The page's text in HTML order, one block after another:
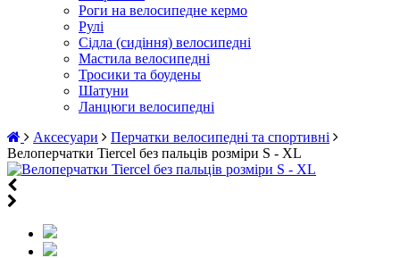
Роги на велосипедне кермо
Рулі
Сідла (сидіння) велосипедні
Мастила велосипедні
Тросики та боудены
Шатуни
Ланцюги велосипедні
Аксесуари
Перчатки велосипедні та спортивні
Велоперчатки Tiercel без пальців розміри S - XL